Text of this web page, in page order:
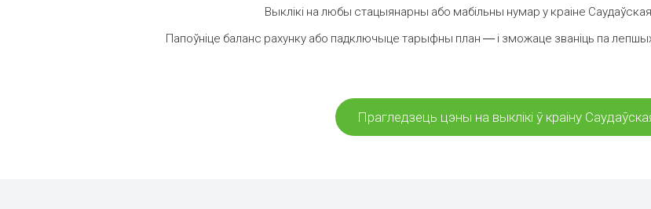
Выклікі на любы стацыянарны або мабільны нумар у краіне Саудаўская
Папоўніце баланс рахунку або падключыце тарыфны план — і зможаце званіць па лепшых
Прагледзець цэны на выклікі ў краіну